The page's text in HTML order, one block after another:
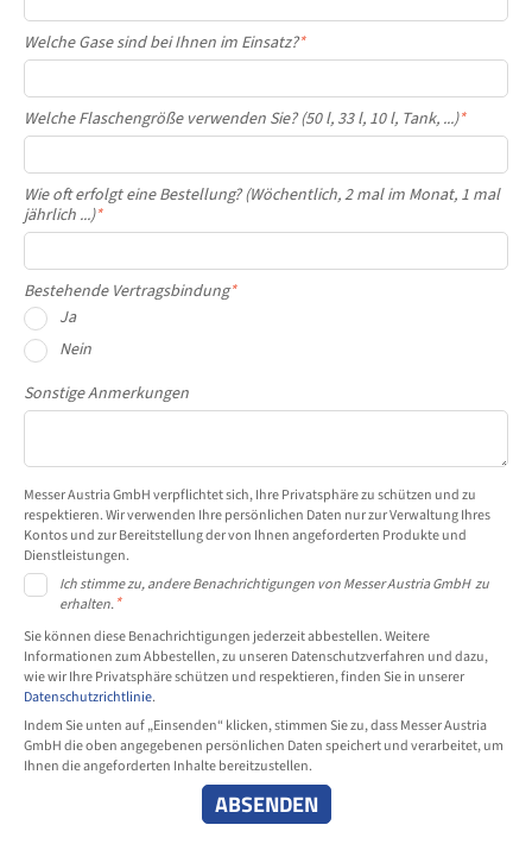
Welche Gase sind bei Ihnen im Einsatz?*
Welche Flaschengröße verwenden Sie? (50 l, 33 l, 10 l, Tank, ...)*
Wie oft erfolgt eine Bestellung? (Wöchentlich, 2 mal im Monat, 1 mal
jährlich ...)*
Bestehende Vertragsbindung*
Ja
Nein
Sonstige Anmerkungen
Messer Austria GmbH verpflichtet sich, Ihre Privatsphäre zu schützen und zu
respektieren. Wir verwenden Ihre persönlichen Daten nur zur Verwaltung Ihres
Kontos und zur Bereitstellung der von Ihnen angeforderten Produkte und
Dienstleistungen.
Ich stimme zu, andere Benachrichtigungen von Messer Austria GmbH zu
erhalten.*
Sie können diese Benachrichtigungen jederzeit abbestellen. Weitere
Informationen zum Abbestellen, zu unseren Datenschutzverfahren und dazu,
wie wir Ihre Privatsphäre schützen und respektieren, finden Sie in unserer
Datenschutzrichtlinie.
Indem Sie unten auf „Einsenden“ klicken, stimmen Sie zu, dass Messer Austria
GmbH die oben angegebenen persönlichen Daten speichert und verarbeitet, um
Ihnen die angeforderten Inhalte bereitzustellen.